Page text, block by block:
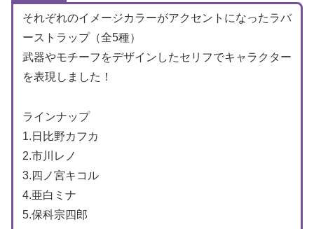
それぞれのイメージカラーがアクセントになったラバ
ーストラップ（全5種）
武器やモチーフをデザインしたセリフでキャラクター
を表現しました！
ラインナップ
1.日比野カフカ
2.市川レノ
3.四ノ宮キコル
4.亜白ミナ
5.保科宗四郎